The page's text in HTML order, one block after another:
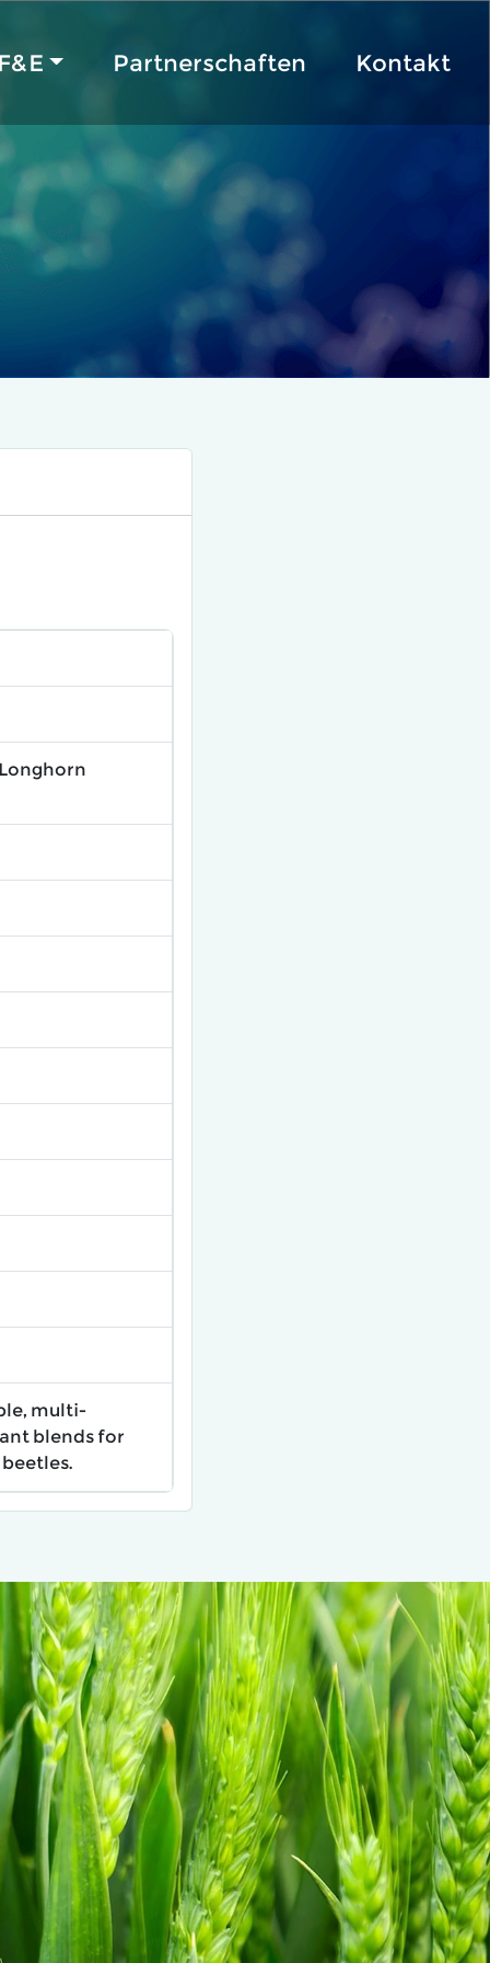
Partnerschaften Kontakt
multi-
blends for